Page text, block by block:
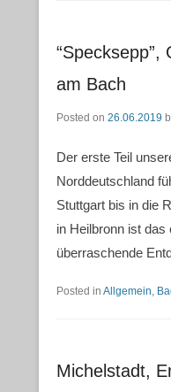
am Bach
Posted on 26.06.2019
Der erste Teil
Norddeutschland
Stuttgart bis in die
in Heilbronn ist das
überraschende
Posted in Allgemein,
Michelstadt,